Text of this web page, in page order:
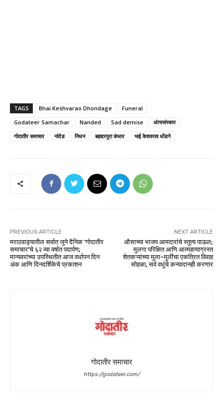
TAGS Bhai Keshvarao Dhondage
Funeral
Godateer Samachar
Nanded Sad demise
अंत्यसंस्कार
गोदातीर समाचार
नांदेड निधन बहाद्दरपुरा कंधार भाई केशवराव धोंडगे
PREVIOUS ARTICLE
मराठवाड्यातील सर्वात जुने दैनिक ‘गोदातीर
समाचार’चे ६२ व्या वर्षात पदार्पण;
मान्यवरांच्या उपस्थितीत आज वर्धापन दिन
अंक आणि दिनदर्शिकेचे प्रकाशन
NEXT ARTICLE
औसाच्या भाजप आमदारांचे स्तुत्य पाऊल;
मुलगा परिक्षित आणि आत्महत्याग्रस्त
शेतकऱ्यांच्या मुला-मुलींचा एकत्रित विवाह
सोहळा, सर्व वधुंचे कन्यादानही करणार
गोदातीर समाचार
https://godateer.com/